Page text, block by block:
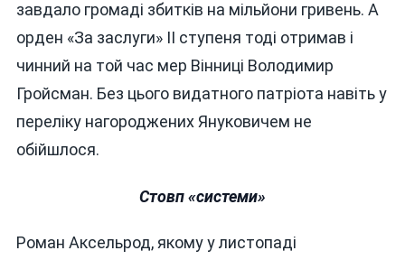
завдало громаді збитків на мільйони гривень. А
орден «За заслуги» ІІ ступеня тоді отримав і
чинний на той час мер Вінниці Володимир
Гройсман. Без цього видатного патріота навіть у
переліку нагороджених Януковичем не
обійшлося.
Стовп «системи»
Роман Аксельрод, якому у листопаді